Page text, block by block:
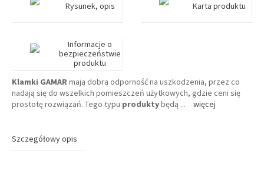
Rysunek, opis Karta produktu
Informacje o
bezpieczeństwie
produktu
Klamki GAMARmają dobrą odporność na uszkodzenia, przez co
nadają się do wszelkich pomieszczeń użytkowych, gdzie ceni się
prostotę rozwiązań. Tego typu produktybędą ... więcej
Szczegółowy opis